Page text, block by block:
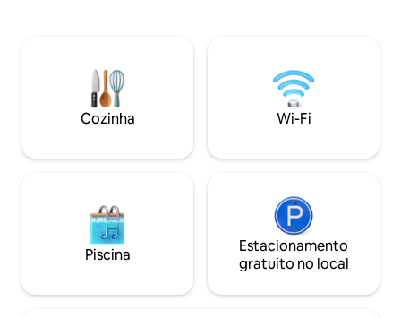
serão feitas na sua chegada e a casa será
aquecida (*na estação adequada) Wi-Fi
de fibra de alta velocidade.
um campo de
pingue-pongue,
Cozinha Wi-Fi
Piscina
Estacionamento
gratuito no local